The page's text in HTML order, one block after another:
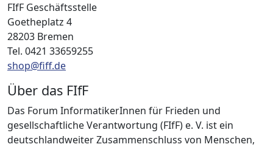
FIfF Geschäftsstelle
Goetheplatz 4
28203 Bremen
Tel. 0421 33659255
shop@fiff.de
Über das FIfF
Das Forum InformatikerInnen für Frieden und
gesellschaftliche Verantwortung (FIfF) e. V. ist ein
deutschlandweiter Zusammenschluss von Menschen,